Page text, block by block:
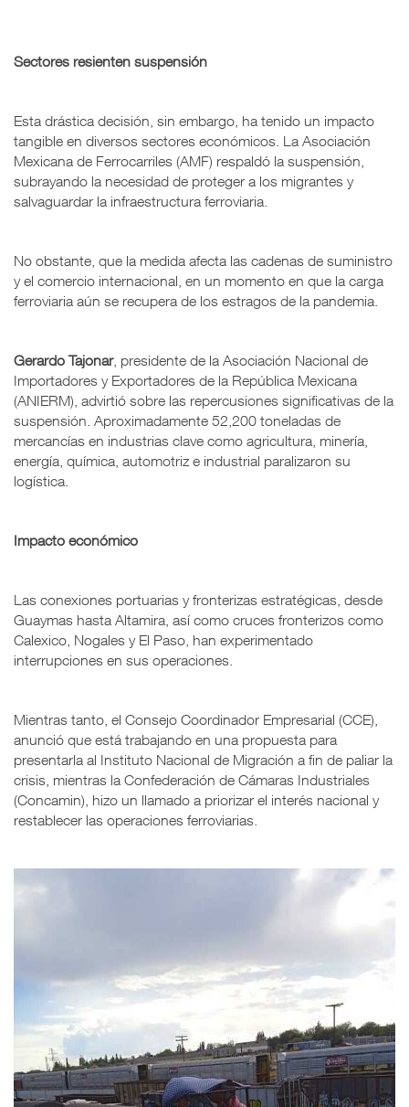
Sectores resienten suspensión
Esta drástica decisión, sin embargo, ha tenido un impacto
tangible en diversos sectores económicos. La Asociación
Mexicana de Ferrocarriles (AMF) respaldó la suspensión,
subrayando la necesidad de proteger a los migrantes y
salvaguardar la infraestructura ferroviaria.
No obstante, que la medida afecta las cadenas de suministro
y el comercio internacional, en un momento en que la carga
ferroviaria aún se recupera de los estragos de la pandemia.
Gerardo Tajonar, presidente de la Asociación Nacional de
Importadores y Exportadores de la República Mexicana
(ANIERM), advirtió sobre las repercusiones significativas de la
suspensión. Aproximadamente 52,200 toneladas de
mercancías en industrias clave como agricultura, minería,
energía, química, automotriz e industrial paralizaron su
logística.
Impacto económico
Las conexiones portuarias y fronterizas estratégicas, desde
Guaymas hasta Altamira, así como cruces fronterizos como
Calexico, Nogales y El Paso, han experimentado
interrupciones en sus operaciones.
Mientras tanto, el Consejo Coordinador Empresarial (CCE),
anunció que está trabajando en una propuesta para
presentarla al Instituto Nacional de Migración a fin de paliar la
crisis, mientras la Confederación de Cámaras Industriales
(Concamin), hizo un llamado a priorizar el interés nacional y
restablecer las operaciones ferroviarias.